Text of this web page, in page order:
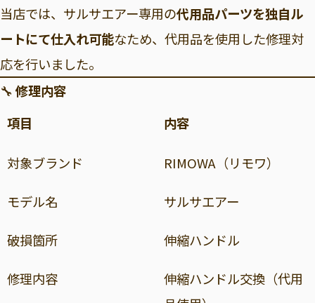
当店では、サルサエアー専用の代用品パーツを独自ル
ートにて仕入れ可能なため、代用品を使用した修理対
応を行いました。
🔧 修理内容
項目
内容
対象ブランド RIMOWA（リモワ）
モデル名 サルサエアー
破損箇所 伸縮ハンドル
修理内容
伸縮ハンドル交換（代用